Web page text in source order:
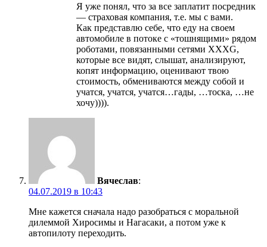
Я уже понял, что за все заплатит посредник
— страховая компания, т.е. мы с вами.
Как представлю себе, что еду на своем
автомобиле в потоке с «тошнящими» рядом
роботами, повязанными сетями ХХХG,
которые все видят, слышат, анализируют,
копят информацию, оценивают твою
стоимость, обмениваются между собой и
учатся, учатся, учатся…гады, …тоска, …не
хочу)))).
Вячеслав:
04.07.2019 в 10:43
Мне кажется сначала надо разобраться с моральной
дилеммой Хиросимы и Нагасаки, а потом уже к
автопилоту переходить.